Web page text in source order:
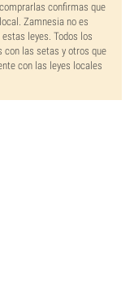
confirmas que
Zamnesia no es
leyes. Todos los
con las setas y otros que
con las leyes locales